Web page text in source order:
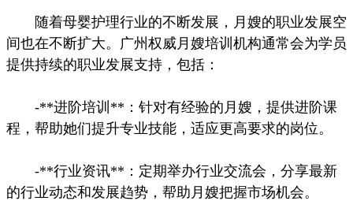
随着母婴护理行业的不断发展，月嫂的职业发展空
间也在不断扩大。广州权威月嫂培训机构通常会为学员
提供持续的职业发展支持，包括：
-**进阶培训**：针对有经验的月嫂，提供进阶课
程，帮助她们提升专业技能，适应更高要求的岗位。
-**行业资讯**：定期举办行业交流会，分享最新
的行业动态和发展趋势，帮助月嫂把握市场机会。